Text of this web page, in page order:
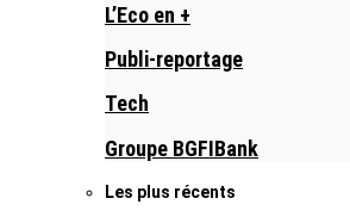
L’Eco en +
Publi-reportage
Tech
Groupe BGFIBank
Les plus récents